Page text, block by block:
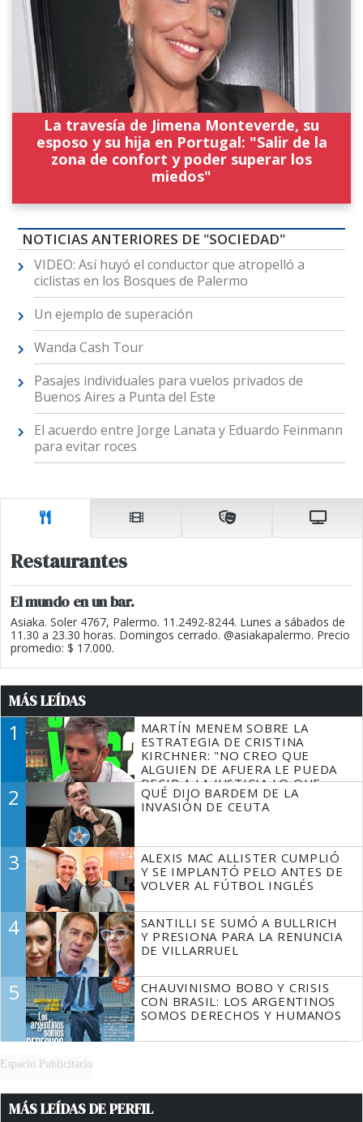
La travesía de Jimena Monteverde, su
esposo y su hija en Portugal: "Salir de la
zona de confort y poder superar los
miedos"
NOTICIAS ANTERIORES DE "SOCIEDAD"
VIDEO: Así huyó el conductor que atropelló a
ciclistas en los Bosques de Palermo
Un ejemplo de superación
Wanda Cash Tour
Pasajes individuales para vuelos privados de
Buenos Aires a Punta del Este
El acuerdo entre Jorge Lanata y Eduardo Feinmann
para evitar roces
Restaurantes
El mundo en un bar.
Asiaka. Soler 4767, Palermo. 11.2492-8244. Lunes a sábados de
11.30 a 23.30 horas. Domingos cerrado. @asiakapalermo. Precio
promedio: $ 17.000.
MÁS LEÍDAS
1
MARTÍN MENEM SOBRE LA
ESTRATEGIA DE CRISTINA
KIRCHNER: "NO CREO QUE
ALGUIEN DE AFUERA LE PUEDA
DECIR A LA JUSTICIA LO QUE
TIENE QUE HACER"
2
QUÉ DIJO BARDEM DE LA
INVASIÓN DE CEUTA
3
ALEXIS MAC ALLISTER CUMPLIÓ
Y SE IMPLANTÓ PELO ANTES DE
VOLVER AL FÚTBOL INGLÉS
4
SANTILLI SE SUMÓ A BULLRICH
Y PRESIONA PARA LA RENUNCIA
DE VILLARRUEL
5
CHAUVINISMO BOBO Y CRISIS
CON BRASIL: LOS ARGENTINOS
SOMOS DERECHOS Y HUMANOS
Espacio Publicitario
MÁS LEÍDAS DE PERFIL